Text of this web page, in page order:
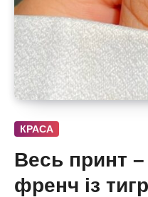
КРАСА
Весь принт –
френч із